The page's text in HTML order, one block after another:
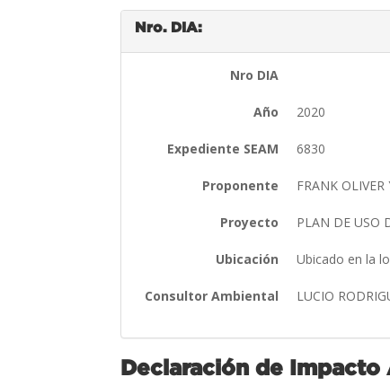
Nro. DIA:
Nro DIA
Año 2020
Expediente SEAM 6830
Proponente FRANK
Proyecto PLAN DE USO
Ubicación Ubicado en la
Consultor Ambiental LUCIO
Declaración de Impacto